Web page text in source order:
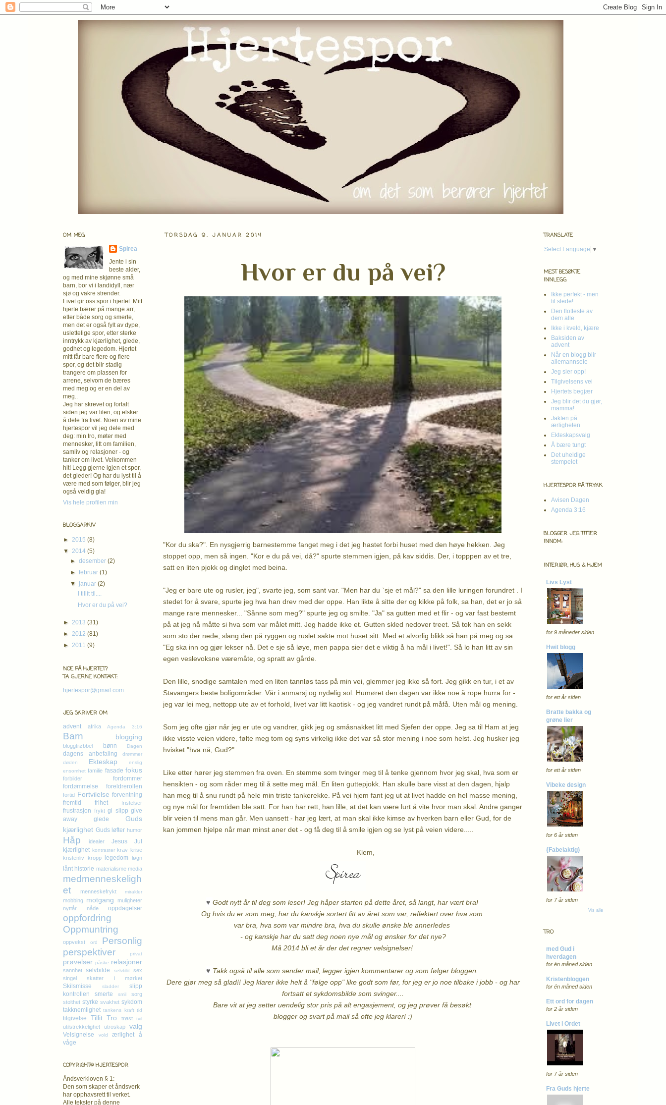
TORSDAG 9. JANUAR 2014
Hvor er du på vei?
"Kor du ska?". En nysgjerrig barnestemme fanget meg i det jeg hastet forbi huset med den høye hekken. Jeg
stoppet opp, men så ingen. "Kor e du på vei, då?" spurte stemmen igjen, på kav siddis. Der, i topppen av et tre,
satt en liten pjokk og dinglet med beina.
"Jeg er bare ute og rusler, jeg", svarte jeg, som sant var. "Men har du `sje et mål?" sa den lille luringen forundret . I
stedet for å svare, spurte jeg hva han drev med der oppe. Han likte å sitte der og kikke på folk, sa han, det er jo så
mange rare mennesker... "Sånne som meg?" spurte jeg og smilte. "Ja" sa gutten med et flir - og var fast bestemt
på at jeg nå måtte si hva som var målet mitt. Jeg hadde ikke et. Gutten skled nedover treet. Så tok han en sekk
som sto der nede, slang den på ryggen og ruslet sakte mot huset sitt. Med et alvorlig blikk så han på meg og sa
"Eg ska inn og gjør lekser nå. Det e sje så løye, men pappa sier det e viktig å ha mål i livet!". Så lo han litt av sin
egen veslevoksne væremåte, og spratt av gårde.
Den lille, snodige samtalen med en liten tannløs tass på min vei, glemmer jeg ikke så fort. Jeg gikk en tur, i et av
Stavangers beste boligområder. Vår i anmarsj og nydelig sol. Humøret den dagen var ikke noe å rope hurra for -
jeg var lei meg, nettopp ute av et forhold, livet var litt kaotisk - og jeg vandret rundt på måfå. Uten mål og mening.
Som jeg ofte gjør når jeg er ute og vandrer, gikk jeg og småsnakket litt med Sjefen der oppe. Jeg sa til Ham at jeg
ikke visste veien videre, følte meg tom og syns virkelig ikke det var så stor mening i noe som helst. Jeg husker jeg
hvisket "hva nå, Gud?"
Like etter hører jeg stemmen fra oven. En stemme som tvinger meg til å tenke gjennom hvor jeg skal, hva som er
hensikten - og som råder meg til å sette meg mål. En liten guttepjokk. Han skulle bare visst at den dagen, hjalp
han meg til å snu rundt på hele min triste tankerekke. På vei hjem fant jeg ut at livet hadde en hel masse mening,
og nye mål for fremtiden ble satt. For han har rett, han lille, at det kan være lurt å vite hvor man skal. Andre ganger
blir veien til mens man går. Men uansett - har jeg lært, at man skal ikke kimse av hverken barn eller Gud, for de
kan jommen hjelpe når man minst aner det - og få deg til å smile igjen og se lyst på veien videre.....
Klem,
♥ Godt nytt år til deg som leser! Jeg håper starten på dette året, så langt, har vært bra!
Og hvis du er som meg, har du kanskje sortert litt av året som var, reflektert over hva som
var bra, hva som var mindre bra, hva du skulle ønske ble annerledes
- og kanskje har du satt deg noen nye mål og ønsker for det nye?
Må 2014 bli et år der det regner velsignelser!
♥ Takk også til alle som sender mail, legger igjen kommentarer og som følger bloggen.
Dere gjør meg så glad!! Jeg klarer ikke helt å "følge opp" like godt som før, for jeg er jo noe tilbake i jobb - og har
fortsatt et sykdomsbilde som svinger....
Bare vit at jeg setter uendelig stor pris på alt engasjement, og jeg prøver få besøkt
blogger og svart på mail så ofte jeg klarer! :)
OM MEG
Spirea
Jente i sin
beste alder,
og med mine skjønne små
barn, bor vi i landidyll, nær
sjø og vakre strender.
Livet gir oss spor i hjertet. Mitt
hjerte bærer på mange arr,
etter både sorg og smerte,
men det er også fylt av dype,
uslettelige spor, etter sterke
inntrykk av kjærlighet, glede,
godhet og legedom. Hjertet
mitt får bare flere og flere
spor, og det blir stadig
trangere om plassen for
arrene, selvom de bæres
med meg og er en del av
meg..
Jeg har skrevet og fortalt
siden jeg var liten, og elsker
å dele fra livet. Noen av mine
hjertespor vil jeg dele med
deg: min tro, møter med
mennesker, litt om familien,
samliv og relasjoner - og
tanker om livet. Velkommen
hit! Legg gjerne igjen et spor,
det gleder! Og har du lyst til å
være med som følger, blir jeg
også veldig gla!
Vis hele profilen min
BLOGGARKIV
► 2015 (8)
▼ 2014 (5)
►desember(2)
►februar(1)
▼ januar(2)
I tillit til....
Hvor er du på vei?
► 2013 (31)
► 2012 (81)
► 2011 (9)
NOE PÅ HJERTET?
TA GJERNE KONTAKT:
hjertespor@gmail.com
JEG SKRIVER OM
advent afrika Agenda 3:16
Barn blogging
bloggtrøbbel bønn Dagen
dagens anbefaling
drømmer
døden
Ekteskap
enslig
ensomhet familie fasade fokus
forbilder
fordommer
fordømmelse
foreldrerollen
fortid Fortvilelse forventning
fremtid
frihet fristelser
frustrasjon frykt gi slipp give
away
glede
Guds
kjærlighet Guds løfter humor
Håp idealer Jesus
Jul
kjærlighet kontraster krav krise
kristenliv kropp legedom løgn
lånt historie materialisme media
medmenneskeligh
et
menneskefrykt mirakler
mobbing motgang
muligheter
nyttår
nåde oppdagelser
oppfordring
Oppmuntring
oppvekst ord
Personlig
perspektiver
privat
prøvelser påske relasjoner
sannhet selvbilde selvtillit
sex
singel
skatter i mørket
Skilsmisse sladder
slipp
kontrollen
smerte smil
sorg
stolthet styrke svakhet sykdom
takknemlighet tankens kraft tid
tilgivelse Tillit Tro trøst tvil
utilstrekkelighet utroskap valg
Velsignelse vold ærlighet
å
våge
COPYRIGHT© HJERTESPOR
Åndsverkloven § 1:
Den som skaper et åndsverk
har opphavsretttil verket.
Alle tekster på denne
TRANSLATE
Select Language ▼
MEST BESØKTE
INNLEGG
Ikke perfekt - men
til stede!
Den flotteste av
dem alle
Ikke i kveld, kjære
Baksiden av
advent
Når en blogg blir
allemannseie
Jeg sier opp!
Tilgivelsens vei
Hjertets begjær
Jeg blir det du gjør,
mamma!
Jakten på
ærligheten
Ekteskapsvalg
Å bære tungt
Det uheldige
stempelet
HJERTESPOR PÅ TRYKK
Avisen Dagen
Agenda 3:16
BLOGGER JEG TITTER
INNOM:
INTERIØR, HUS & HJEM
Livs Lyst
for 9 måneder siden
Hwit blogg
for ett år siden
Bratte bakka og
grøne lier
for ett år siden
Vibeke design
for 6 år siden
{Fabelaktig}
for 7 år siden
Vis alle
TRO
med Gud i
hverdagen
for én måned siden
Kristenbloggen
for én måned siden
Ett ord for dagen
for 2 år siden
Livet i Ordet
for 7 år siden
Fra Guds hjerte